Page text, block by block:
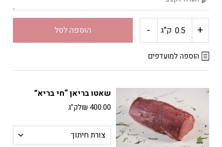
+ כמות
של
"חי
בריא"
ק"ג - הוספה לסל
הוספה למועדפים
שאטו בריאן “חי בריא”
₪400.00 לק"ג